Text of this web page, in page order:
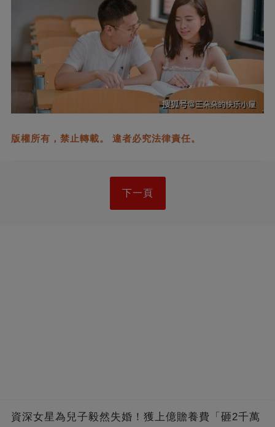
版權所有，禁止轉載。 違者必究法律責任。
下一頁
資深女星為兒子毅然失婚！獲上億贍養費「砸2千萬